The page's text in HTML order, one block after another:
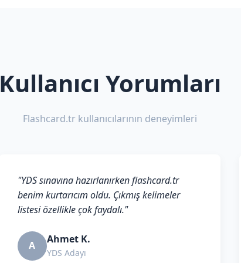
Kullanıcı Yorumları
Flashcard.tr kullanıcılarının deneyimleri
"YDS sınavına hazırlanırken flashcard.tr
benim kurtarıcım oldu. Çıkmış kelimeler
listesi özellikle çok faydalı."
A Ahmet K.
YDS Adayı